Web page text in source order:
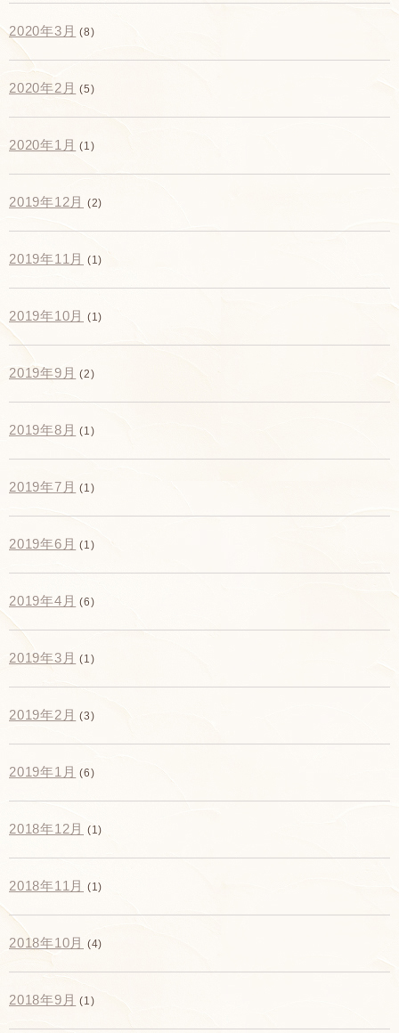
2020年3月 (8)
2020年2月 (5)
2020年1月 (1)
2019年12月 (2)
2019年11月 (1)
2019年10月 (1)
2019年9月 (2)
2019年8月 (1)
2019年7月 (1)
2019年6月 (1)
2019年4月 (6)
2019年3月 (1)
2019年2月 (3)
2019年1月 (6)
2018年12月 (1)
2018年11月 (1)
2018年10月 (4)
2018年9月 (1)